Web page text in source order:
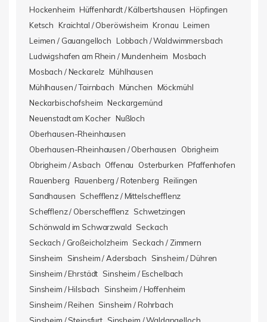
Hockenheim Hüffenhardt / Kälbertshausen Höpfingen
Ketsch Kraichtal / Oberöwisheim Kronau Leimen
Leimen / Gauangelloch Lobbach / Waldwimmersbach
Ludwigshafen am Rhein / Mundenheim Mosbach
Mosbach / Neckarelz Mühlhausen
Mühlhausen / Tairnbach München Möckmühl
Neckarbischofsheim Neckargemünd
Neuenstadt am Kocher Nußloch
Oberhausen-Rheinhausen
Oberhausen-Rheinhausen / Oberhausen
Obrigheim
Obrigheim / Asbach Offenau Osterburken Pfaffenhofen
Rauenberg Rauenberg / Rotenberg Reilingen
Sandhausen Schefflenz / Mittelschefflenz
Schefflenz / Oberschefflenz Schwetzingen
Schönwald im Schwarzwald Seckach
Seckach / Großeicholzheim Seckach / Zimmern
Sinsheim
Sinsheim / Adersbach
Sinsheim / Dühren
Sinsheim / Ehrstädt Sinsheim / Eschelbach
Sinsheim / Hilsbach
Sinsheim / Hoffenheim
Sinsheim / Reihen Sinsheim / Rohrbach